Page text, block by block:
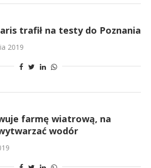
trafił na testy do Poznania
2019
farmę wiatrową, na
wodór